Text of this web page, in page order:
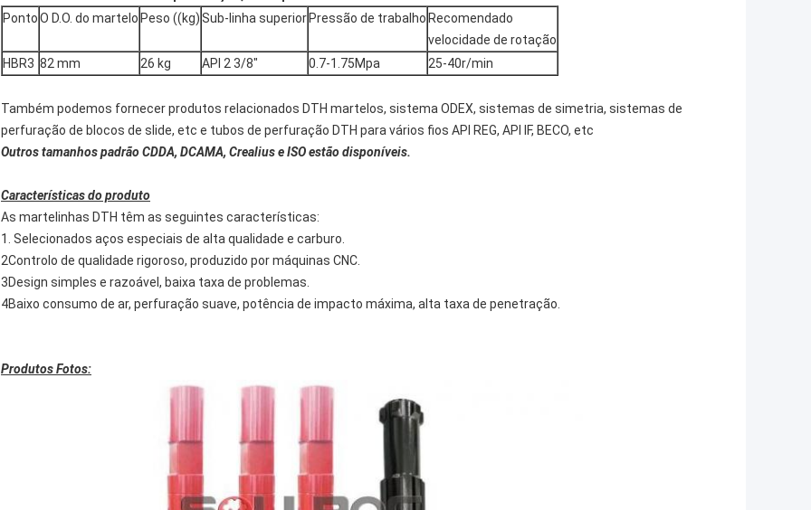
PontoO D.O. do martelo Peso ((kg)Sub-linha superior Pressão de trabalho Recomendado
velocidade de rotação
HBR3 82 mm 26 kg API 2 3/8" 0.7-1.75Mpa 25-40r/min
Também podemos fornecer produtos relacionados DTH martelos, sistema ODEX, sistemas de simetria, sistemas de
perfuração de blocos de slide, etc e tubos de perfuração DTH para vários fios API REG, API IF, BECO, etc
Outros tamanhos padrão CDDA, DCAMA, Crealius e ISO estão disponíveis.
Características do produto
As martelinhas DTH têm as seguintes características:
1. Selecionados aços especiais de alta qualidade e carburo.
2Controlo de qualidade rigoroso, produzido por máquinas CNC.
3Design simples e razoável, baixa taxa de problemas.
4Baixo consumo de ar, perfuração suave, potência de impacto máxima, alta taxa de penetração.
Produtos Fotos: